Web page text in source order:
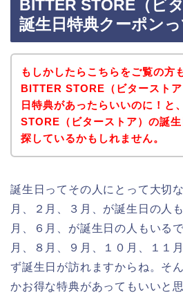
BITTER STORE（ビ
誕生日特典クーポン
もしかしたらこちらをご覧の方も
BITTER STORE（ビタースト
日特典があったらいいのに！と
STORE（ビターストア）の誕
探しているかもしれません。
誕生日ってその人にとって大切
月、２月、３月、が誕生日の人
月、６月、が誕生日の人もいる
月、８月、９月、１０月、１１
ず誕生日が訪れますからね。そ
かお得な特典があってもいいと